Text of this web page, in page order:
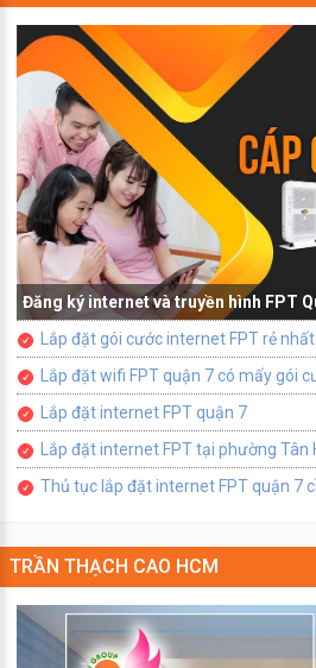
Đăng ký internet và truyền hình FPT
Lắp đặt gói cước internet FPT rẻ
Lắp đặt wifi FPT quận 7 có mấy gói
Lắp đặt internet FPT quận 7
Lắp đặt internet FPT tại phường Tân
Thủ tục lắp đặt internet FPT quận 7
TRẦN THẠCH CAO HCM